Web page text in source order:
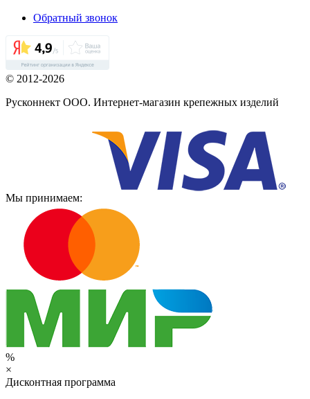
Обратный звонок
© 2012-2026
Русконнект ООО. Интернет-магазин крепежных изделий
Мы принимаем:
%
×
Дисконтная программа